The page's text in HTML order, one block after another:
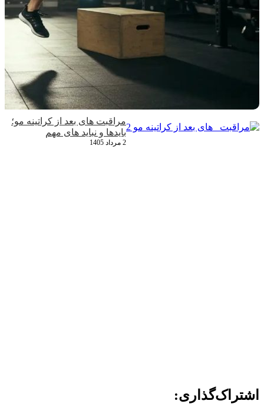
مراقبت‌ های بعد از کراتینه مو؛
بایدها و نباید های مهم
2 مرداد 1405
اشتراک‌گذاری: